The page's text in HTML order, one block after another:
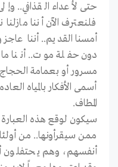
حتى لأعداء القذافي..
فلنعترف الآن أننا
أمسنا القديم.. أننا
دون حفلة موت.. أننا
مسرور أو بعمامة
أسمى الأفكار بالمياه
المطاف.
سيكون لوقع هذه
ممن سيقرأونها.. من
أنفسهم، وهم يحتفلون